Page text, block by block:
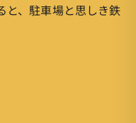
と、駐車場と思しき鉄